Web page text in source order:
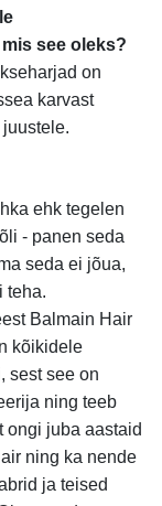
see oleks?
on
karvast
ehk tegelen
- panen seda
seda ei jõua,
teha.
Balmain Hair
kõikidele
sest see on
ning teeb
ongi juba aastaid
ning ka nende
ja teised